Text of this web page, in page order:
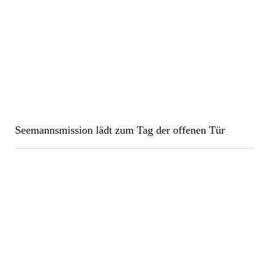
Seemannsmission lädt zum Tag der offenen Tür